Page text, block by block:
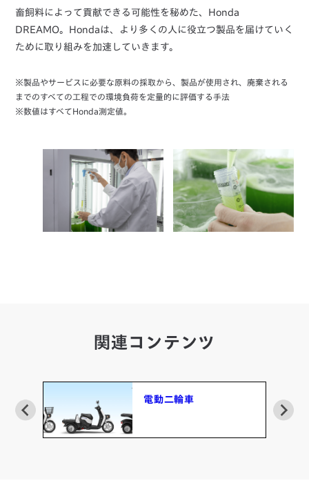
畜飼料によって貢献できる可能性を秘めた、Honda
DREAMO。Hondaは、より多くの人に役立つ製品を届けていく
ために取り組みを加速していきます。
※製品やサービスに必要な原料の採取から、製品が使用され、廃棄される
までのすべての工程での環境負荷を定量的に評価する手法
※数値はすべてHonda測定値。
関連コンテンツ
電動二輪車